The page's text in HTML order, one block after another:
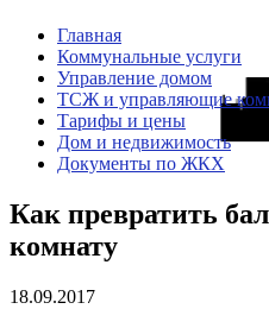
Главная
Коммунальные услуги
Управление домом
ТСЖ и управляющие
Тарифы и цены
Дом и недвижимость
Документы по ЖКХ
Как превратить
комнату
18.09.2017